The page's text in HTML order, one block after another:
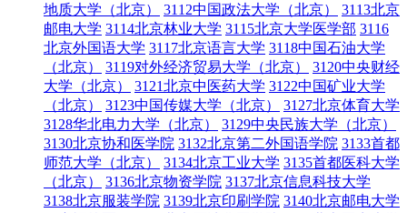
地质大学（北京）
3112中国政法大学（北京）
3113北京
邮电大学 3114北京林业大学 3115北京大学医学部 3116
北京外国语大学 3117北京语言大学 3118中国石油大学
（北京）
3119对外经济贸易大学（北京）
3120中央财经
大学（北京）
3121北京中医药大学 3122中国矿业大学
（北京）
3123中国传媒大学（北京）
3127北京体育大学
3128华北电力大学（北京）
3129中央民族大学（北京）
3130北京协和医学院 3132北京第二外国语学院 3133首都
师范大学（北京）
3134北京工业大学 3135首都医科大学
（北京）
3136北京物资学院 3137北京信息科技大学
3138北京服装学院 3139北京印刷学院 3140北京邮电大学